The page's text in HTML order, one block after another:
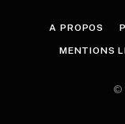
A PROPOS
MENTIONS
©